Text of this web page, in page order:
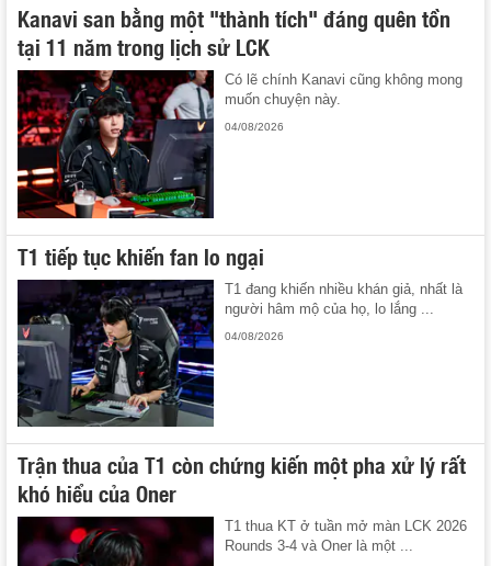
Kanavi san bằng một "thành tích" đáng quên tồn
tại 11 năm trong lịch sử LCK
Có lẽ chính Kanavi cũng không mong
muốn chuyện này.
04/08/2026
T1 tiếp tục khiến fan lo ngại
T1 đang khiến nhiều khán giả, nhất là
người hâm mộ của họ, lo lắng ...
04/08/2026
Trận thua của T1 còn chứng kiến một pha xử lý rất
khó hiểu của Oner
T1 thua KT ở tuần mở màn LCK 2026
Rounds 3-4 và Oner là một ...